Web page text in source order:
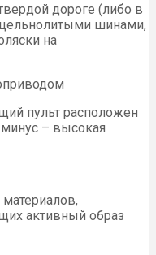
дороге (либо в
шинами,
на
пульт расположен
– высокая
активный образ